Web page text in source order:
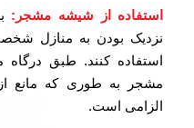
استفاده از شیشه مشجر:
نزدیک بودن به منازل
استفاده کنند. طبق
مشجر به طوری که مانع
الزامی است.